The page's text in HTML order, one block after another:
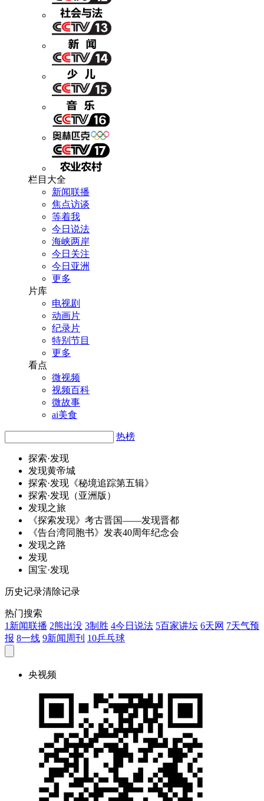
栏目大全
新闻联播
焦点访谈
等着我
今日说法
海峡两岸
今日关注
今日亚洲
更多
片库
电视剧
动画片
纪录片
特别节目
更多
看点
微视频
视频百科
微故事
ai美食
热榜
探索·发现
发现黄帝城
探索·发现《秘境追踪第五辑》
探索·发现（亚洲版）
发现之旅
《探索发现》考古晋国——发现晋都
《告台湾同胞书》 发表40周年纪念会
发现之路
发现
国宝·发现
历史记录清除记录
热门搜索
1 新闻联播 2熊出没 3制胜 4今日说法 5百家讲坛 6天网 7天气预
报 8一线 9新闻周刊 10乒乓球
央视频